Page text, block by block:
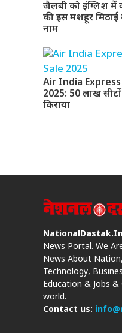
जैलबी को इंग्लिश में
की इस मशहूर मिठाई
नाम
Air India
2025: 50 लाख
किराया
News Portal. We
News About
Technology,
Education & Jobs
world.
Contact us: